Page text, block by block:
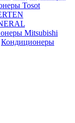
Tosot
Mitsubishi
Кондиционеры